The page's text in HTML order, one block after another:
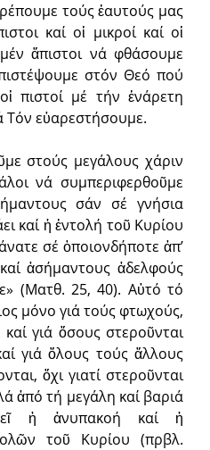
τούς ἑαυτούς μας
καί οἱ μικροί καί οἱ
ἄπιστοι νά φθάσουμε
στόν Θεό πού
πιστοί μέ τήν ἐνάρετη
Τόν εὐαρεστήσουμε.
στούς μεγάλους χάριν
νά συμπεριφερθοῦμε
σάν σέ γνήσια
καί ἡ ἐντολή τοῦ Κυρίου
σέ ὁποιονδήποτε ἀπ’
ἀσήμαντους ἀδελφούς
(Ματθ. 25, 40). Αὐτό τό
μόνο γιά τούς φτωχούς,
γιά ὅσους στεροῦνται
γιά ὅλους τούς ἄλλους
ὄχι γιατί στεροῦνται
ἀπό τή μεγάλη καί βαριά
ἡ ἀνυπακοή καί ἡ
τοῦ Κυρίου (πρβλ.